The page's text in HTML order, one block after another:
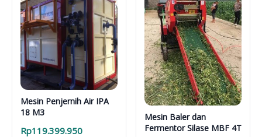
Mesin Penjernih Air IPA
18 M3
Rp119.399.950
Mesin Baler dan
Fermentor Silase MBF 4T